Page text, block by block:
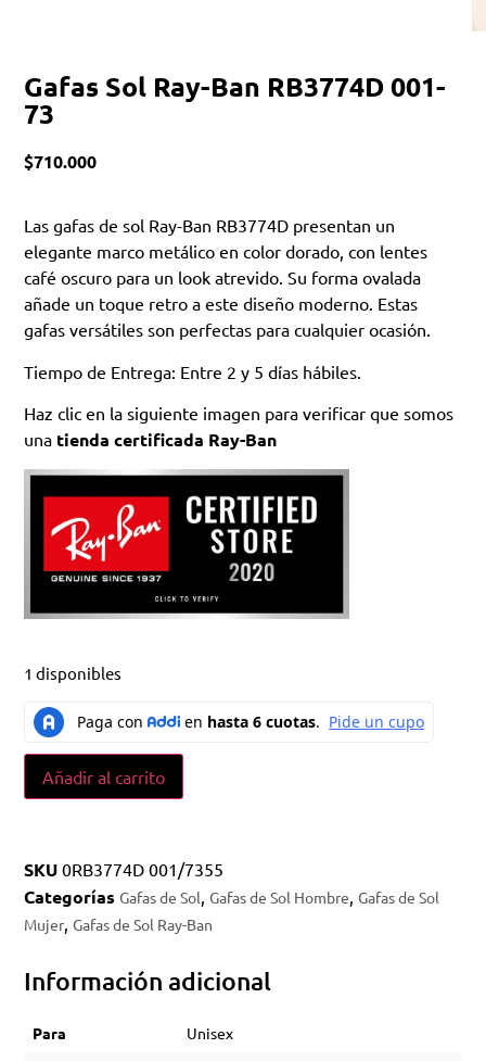
Gafas Sol Ray-Ban RB3774D 001-
73
$710.000
Las gafas de sol Ray-Ban RB3774D presentan un
elegante marco metálico en color dorado, con lentes
café oscuro para un look atrevido. Su forma ovalada
añade un toque retro a este diseño moderno. Estas
gafas versátiles son perfectas para cualquier ocasión.
Tiempo de Entrega: Entre 2 y 5 días hábiles.
Haz clic en la siguiente imagen para verificar que somos
una tienda certificada Ray-Ban
1 disponibles
Añadir al carrito
SKU0RB3774D 001/7355
Categorías Gafas de Sol ,Gafas de Sol Hombre ,Gafas de Sol
Mujer,Gafas de Sol Ray-Ban
Información adicional
Para Unisex